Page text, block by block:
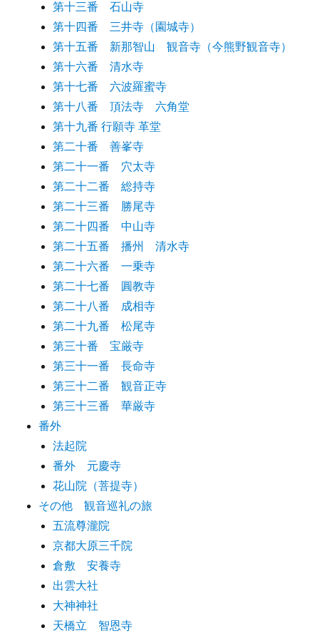
第十三番 石山寺
第十四番 三井寺（園城寺）
第十五番 新那智山 観音寺（今熊野観音寺）
第十六番 清水寺
第十七番 六波羅蜜寺
第十八番 頂法寺 六角堂
第十九番 行願寺 革堂
第二十番 善峯寺
第二十一番 穴太寺
第二十二番 総持寺
第二十三番 勝尾寺
第二十四番 中山寺
第二十五番 播州 清水寺
第二十六番 一乗寺
第二十七番 圓教寺
第二十八番 成相寺
第二十九番 松尾寺
第三十番 宝厳寺
第三十一番 長命寺
第三十二番 観音正寺
第三十三番 華厳寺
番外
法起院
番外 元慶寺
花山院（菩提寺）
その他 観音巡礼の旅
五流尊瀧院
京都大原三千院
倉敷 安養寺
出雲大社
大神神社
天橋立 智恩寺